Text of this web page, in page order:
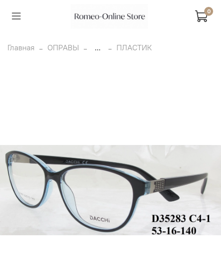
0
Главная ОПРАВЫ ... ПЛАСТИК